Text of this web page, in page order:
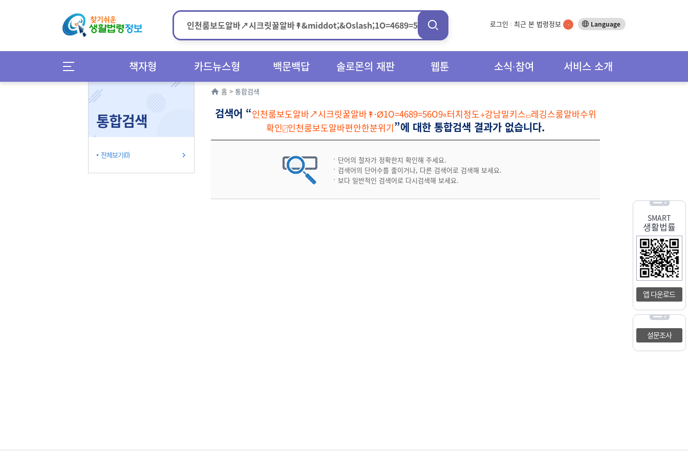
로그인 최근 본 법령정보 - Language
책자형 카드뉴스형 백문백답 솔로몬의 재판 웹툰 소식∙참여 서비스 소개
SMART
생활법률
앱 다운로드
설문조사
통합검색
전체보기(0)
홈 > 통합검색
검색어 “인천룸보도알바↗시크릿꿀알바↟·Ø1O=4689=56O9«터치정도⍆강남밀키스▭레깅스룸알바수위
확인⍁인천룸보도알바편안한분위기”에 대한 통합검색 결과가 없습니다.
단어의 철자가 정확한지 확인해 주세요.
검색어의 단어수를 줄이거나, 다른 검색어로 검색해 보세요.
보다 일반적인 검색어로 다시검색해 보세요.